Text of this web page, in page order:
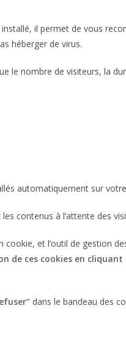
il permet de vous
héberger de virus.
le nombre de visiteurs, la
automatiquement sur
contenus à l’attente des
et l’outil de gestion
de ces cookies en cliquant
dans le bandeau des